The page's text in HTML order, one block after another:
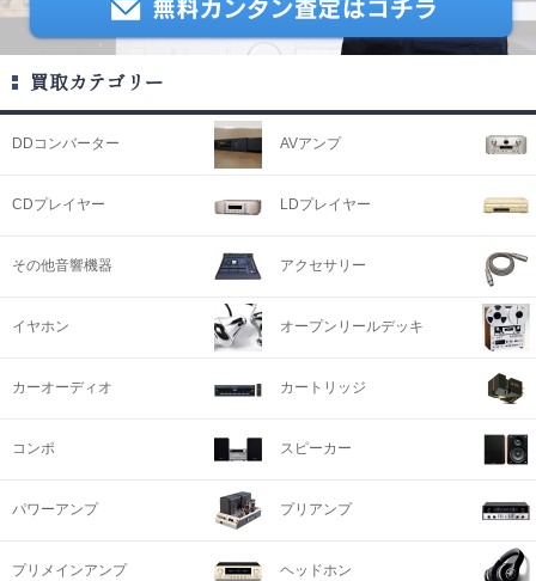
買取カテゴリー
DDコンバーター AVアンプ
CDプレイヤー LDプレイヤー
その他音響機器 アクセサリー
イヤホン オープンリールデッキ
カーオーディオ カートリッジ
コンポ スピーカー
パワーアンプ プリアンプ
プリメインアンプ ヘッドホン